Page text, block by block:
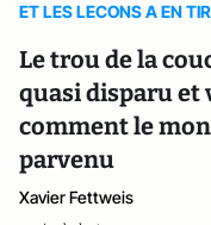
ET LES LECONS A EN
Le trou de la
quasi disparu et
comment le
parvenu
Xavier Fettweis